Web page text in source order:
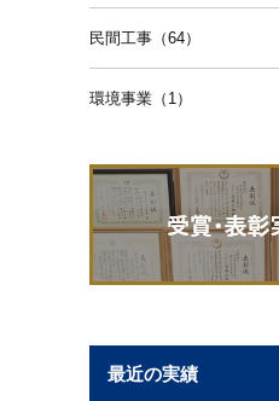
民間工事（64）
環境事業（1）
最近の実績